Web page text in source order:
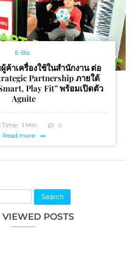
Search
VIEWED POSTS
E-Biz
ค้าเครื่องใช้ในสำนักงาน ต่อ
Partnership ภายใต้
Play Fit” พร้อมเปิดตัว
Agnite
Time: 1 Min 0
Read more